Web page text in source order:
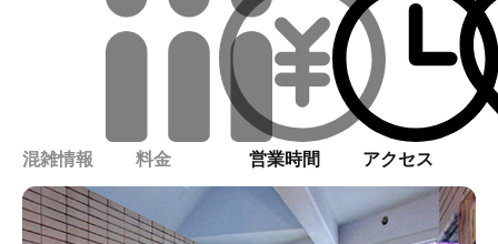
混雑情報 料金 営業時間 アクセス